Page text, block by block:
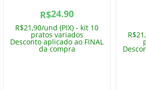
R$24.90
R$21,90/und (PIX) - kit 10
pratos variados
Desconto aplicado ao FINAL
da compra